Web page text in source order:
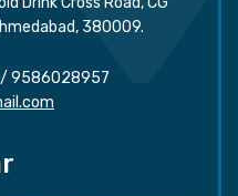
380009.
/ 9586028957